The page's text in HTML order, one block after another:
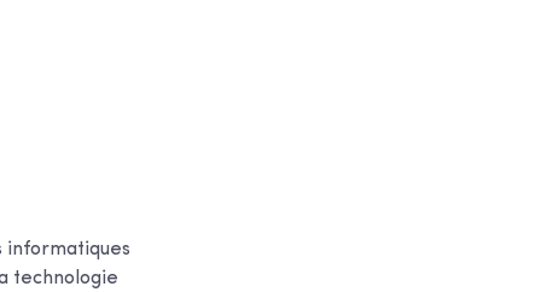
informatiques
technologie